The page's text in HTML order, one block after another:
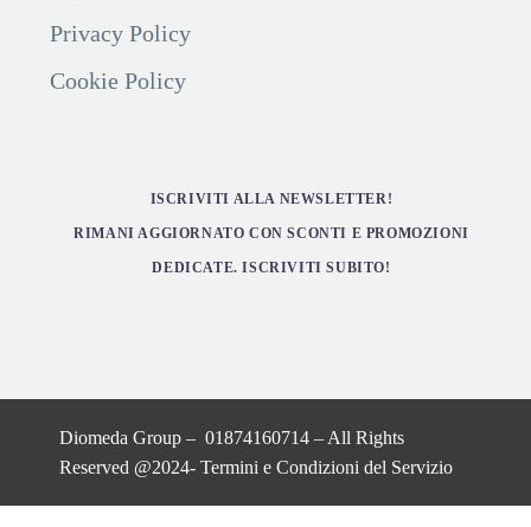
Privacy Policy
Cookie Policy
ISCRIVITI ALLA NEWSLETTER!
RIMANI AGGIORNATO CON SCONTI E PROMOZIONI
DEDICATE. ISCRIVITI SUBITO!
Diomeda Group – 01874160714 – All Rights
Reserved @2024- Termini e Condizioni del Servizio